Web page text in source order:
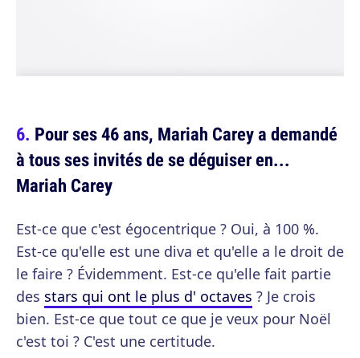
Pour ses 46 ans, Mariah Carey a demandé
à tous ses invités de se déguiser en...
Mariah Carey
Est-ce que c'est égocentrique ? Oui, à 100 %.
Est-ce qu'elle est une diva et qu'elle a le droit de
le faire ? Évidemment. Est-ce qu'elle fait partie
des stars qui ont le plus d' octaves ? Je crois
bien. Est-ce que tout ce que je veux pour Noël
c'est toi ? C'est une certitude.